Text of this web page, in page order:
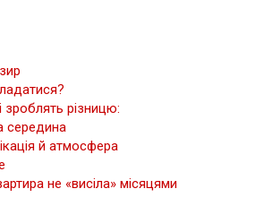
зроблять різницю:
середина
й атмосфера
не «висіла» місяцями